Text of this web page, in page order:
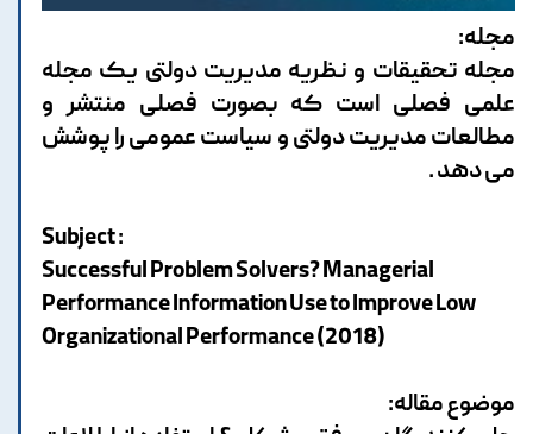
مجله:
مجله تحقیقات و نظریه مدیریت دولتی یک مجله
علمی فصلی است که بصورت فصلی منتشر و
مطالعات مدیریت دولتی و سیاست عمومی را پوشش
می دهد .
: Subject
Successful Problem Solvers? Managerial
Performance Information Use to Improve Low
Organizational Performance (2018)
موضوع مقاله: